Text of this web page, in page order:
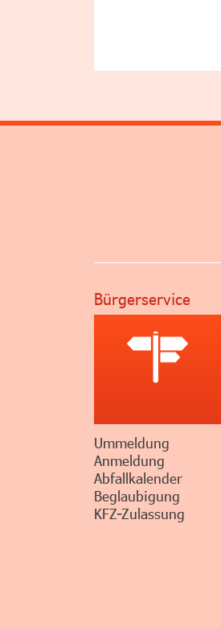
Bürgerservice
Ummeldung
Anmeldung
Abfallkalender
Beglaubigung
KFZ-Zulassung